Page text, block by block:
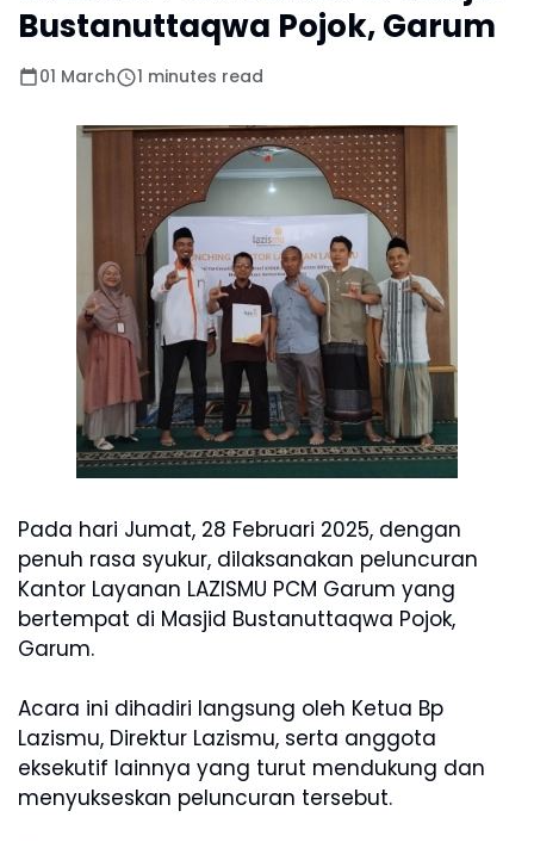
Bustanuttaqwa Pojok, Garum
01 March 1 minutes read
Pada hari Jumat, 28 Februari 2025, dengan
penuh rasa syukur, dilaksanakan peluncuran
Kantor Layanan LAZISMU PCM Garum yang
bertempat di Masjid Bustanuttaqwa Pojok,
Garum.
Acara ini dihadiri langsung oleh Ketua Bp
Lazismu, Direktur Lazismu, serta anggota
eksekutif lainnya yang turut mendukung dan
menyukseskan peluncuran tersebut.